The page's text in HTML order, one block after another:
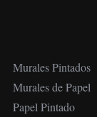
Murales Pintados
Murales de Papel
Papel Pintado